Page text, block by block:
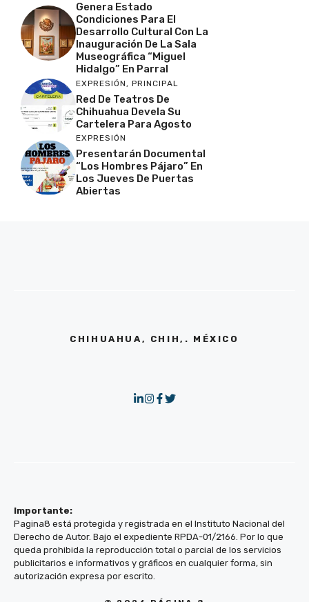
Genera Estado
Condiciones Para El
Desarrollo Cultural Con La
Inauguración De La Sala
Museográfica “Miguel
Hidalgo” En Parral
EXPRESIÓN , PRINCIPAL
Red De Teatros De
Chihuahua Devela Su
Cartelera Para Agosto
EXPRESIÓN
Presentarán Documental
“Los Hombres Pájaro” En
Los Jueves De Puertas
Abiertas
CHIHUAHUA, CHIH,. MÉXICO
Importante:
Pagina8 está protegida y registrada en el Instituto Nacional del
Derecho de Autor. Bajo el expediente RPDA-01/2166. Por lo que
queda prohibida la reproducción total o parcial de los servicios
publicitarios e informativos y gráficos en cualquier forma, sin
autorización expresa por escrito.